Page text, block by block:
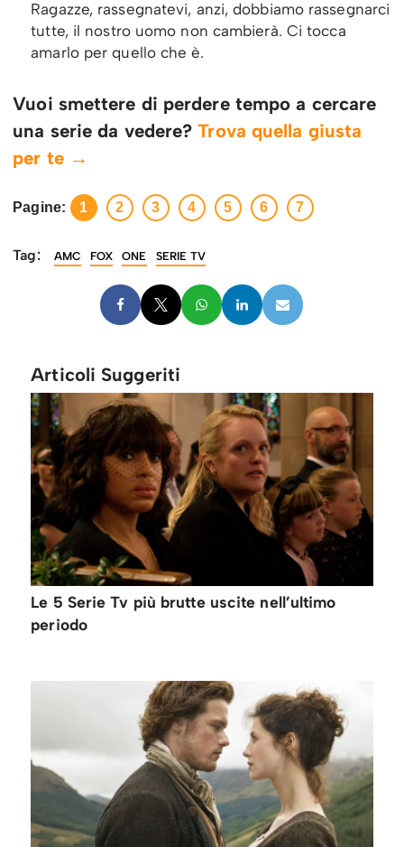
Ragazze, rassegnatevi, anzi, dobbiamo rassegnarci
tutte, il nostro uomo non cambierà. Ci tocca
amarlo per quello che è.
Vuoi smettere di perdere tempo a cercare
una serie da vedere?Trova quella giusta
per te →
Pagine: 1 2 3 4 5 6 7
Tag: AMC FOX ONE SERIE TV
Articoli Suggeriti
Le 5 Serie Tv più brutte uscite nell’ultimo
periodo